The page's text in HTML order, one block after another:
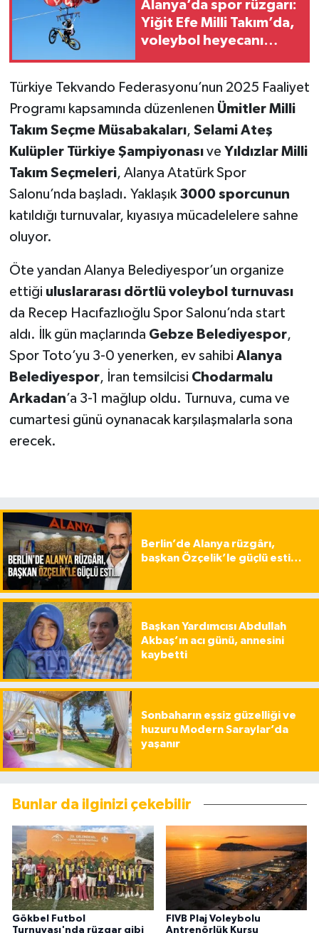
Alanya’da spor rüzgarı:
Yiğit Efe Milli Takım’da,
voleybol heyecanı
Türkiye Tekvando Federasyonu’nun 2025 Faaliyet
Programı kapsamında düzenlenen Ümitler Milli
Takım Seçme Müsabakaları, Selami Ateş
Kulüpler Türkiye Şampiyonasıve Yıldızlar Milli
Takım Seçmeleri, Alanya Atatürk Spor
Salonu’nda başladı. Yaklaşık 3000 sporcunun
katıldığı turnuvalar, kıyasıya mücadelelere sahne
oluyor.
Öte yandan Alanya Belediyespor’un organize
ettiği uluslararası dörtlü voleybol turnuvası
da Recep Hacıfazlıoğlu Spor Salonu’nda start
aldı. İlk gün maçlarında Gebze Belediyespor,
Spor Toto’yu 3-0 yenerken, ev sahibi Alanya
Belediyespor, İran temsilcisi Chodarmalu
Arkadan’a 3-1 mağlup oldu. Turnuva, cuma ve
cumartesi günü oynanacak karşılaşmalarla sona
erecek.
Berlin’de Alanya rüzgârı,
başkan Özçelik’le güçlü esti…
Başkan Yardımcısı Abdullah
Akbaş’ın acı günü, annesini
kaybetti
Sonbaharın eşsiz güzelliği ve
huzuru Modern Saraylar’da
yaşanır
Bunlar da ilginizi çekebilir
Gökbel Futbol
Turnuvası'nda rüzgar gibi
FIVB Plaj Voleybolu
Antrenörlük Kursu